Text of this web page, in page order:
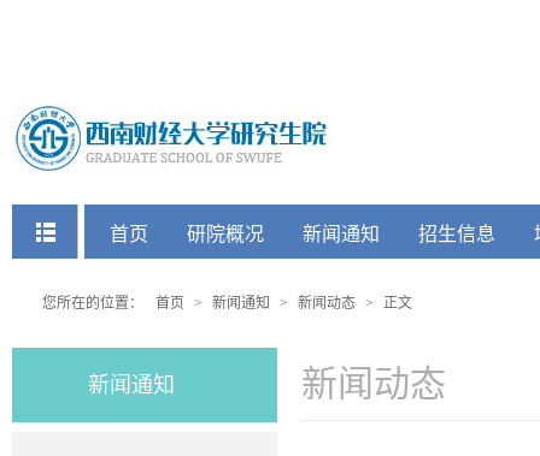
快捷菜单
首页 研院概况 新闻通知 招生信息
您所在的位置： 首页 > 新闻通知 > 新闻动态 > 正文
新闻通知 新闻动态